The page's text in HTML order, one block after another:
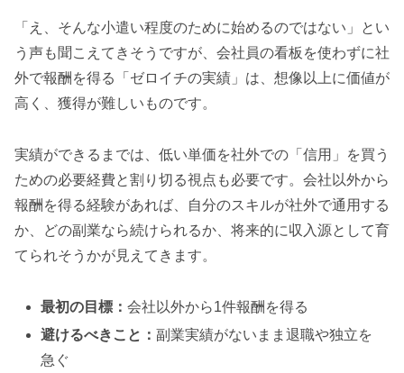
「え、そんな小遣い程度のために始めるのではない」とい
う声も聞こえてきそうですが、会社員の看板を使わずに社
外で報酬を得る「ゼロイチの実績」は、想像以上に価値が
高く、獲得が難しいものです。
実績ができるまでは、低い単価を社外での「信用」を買う
ための必要経費と割り切る視点も必要です。会社以外から
報酬を得る経験があれば、自分のスキルが社外で通用する
か、どの副業なら続けられるか、将来的に収入源として育
てられそうかが見えてきます。
最初の目標：会社以外から1件報酬を得る
避けるべきこと：副業実績がないまま退職や独立を
急ぐ